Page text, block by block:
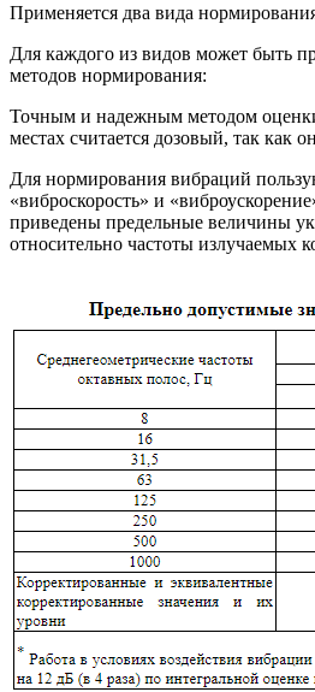
Применяется два вида
Для каждого из видов может быть
методов нормирования:
Точным и надежным методом
местах считается дозовый, так как
Для нормирования вибраций
«виброскорость» и
приведены предельные величины
относительно частоты излучаемых